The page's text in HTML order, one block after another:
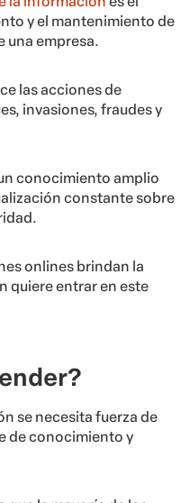
y el mantenimiento de
una empresa.
las acciones de
invasiones, fraudes y
conocimiento amplio
constante sobre
onlines brindan la
quiere entrar en este
se necesita fuerza de
de conocimiento y